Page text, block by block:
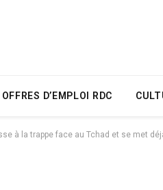
OFFRES D’EMPLOI RDC
à la trappe face au Tchad et se met